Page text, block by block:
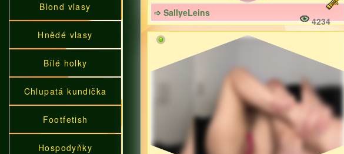
Blond vlasy
Hnědé vlasy
Bílé holky
Chlupatá kundička
Footfetish
Hospodyňky
➩ SallyeLeins
4234